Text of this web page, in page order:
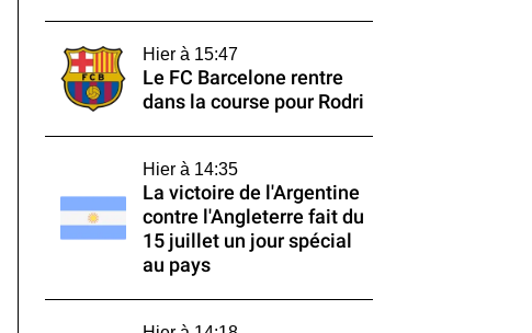
Hier à 15:47
Le FC Barcelone rentre
dans la course pour Rodri
Hier à 14:35
La victoire de l'Argentine
contre l'Angleterre fait du
15 juillet un jour spécial
au pays